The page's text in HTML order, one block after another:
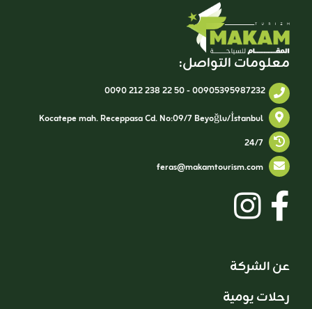
معلومات التواصل:
0090 212 238 22 50-00905395987232
feras@makamtourism.com
عن الشركة
رحلات يومية